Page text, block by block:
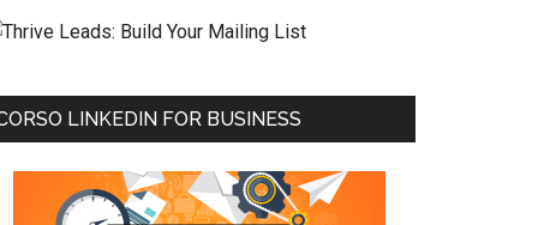
LINKEDIN FOR BUSINESS